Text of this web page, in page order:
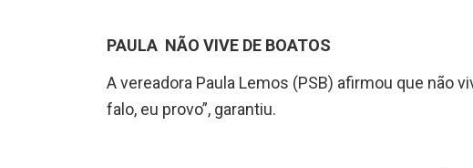
PAULA NÃO VIVE DE BOATOS
A vereadora Paula Lemos (PSB) afirmou que não
falo, eu provo”, garantiu.